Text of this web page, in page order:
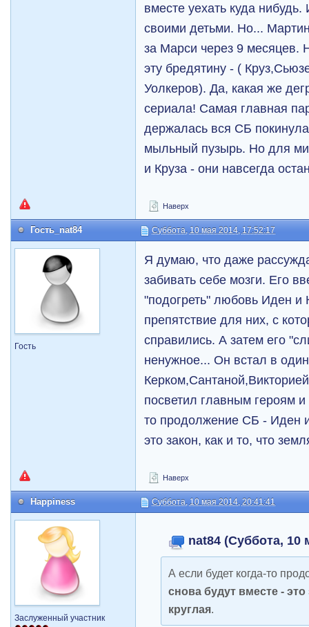
вместе уехать куда
своими детьми. Но...
за Марси через 9
эту бредятину - (
Уолкеров). Да, какая же
сериала! Самая главная
держалась вся СБ
мыльный пузырь. Но для
и Круза - они навсегда
Наверх
Гость_nat84 Суббота, 10 мая 2014, 17:52:17
Гость
Я думаю, что даже
забивать себе мозги. Его
"подогреть" любовь Иден и
препятствие для них, с
справились. А затем его
ненужное... Он встал в
посветил главным героям
то продолжение СБ - Иден
это закон, как и то, что
Наверх
Happiness Суббота, 10 мая 2014, 20:41:41
Заслуженный участник
nat84 (Суббота, 10
А если будет когда-то
снова будут вместе - это
круглая.